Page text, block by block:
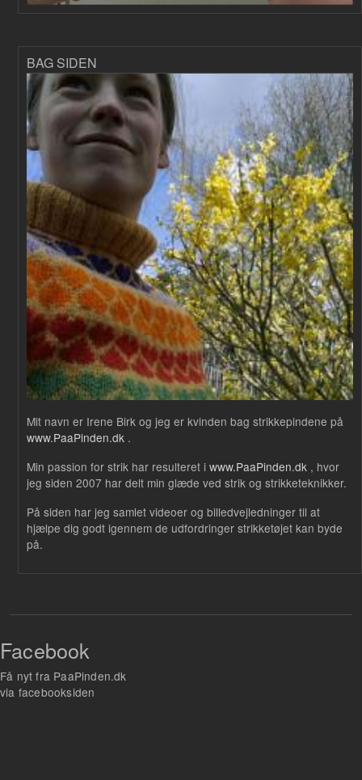
BAG SIDEN
Mit navn er Irene Birk og jeg er kvinden bag strikkepindene på
www.PaaPinden.dk .
Min passion for strik har resulteret i www.PaaPinden.dk , hvor
jeg siden 2007 har delt min glæde ved strik og strikketeknikker.
På siden har jeg samlet videoer og billedvejledninger til at
hjælpe dig godt igennem de udfordringer strikketøjet kan byde
på.
Facebook
Få nyt fra PaaPinden.dk
via facebooksiden